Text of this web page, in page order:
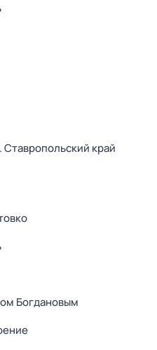
край
Богдановым